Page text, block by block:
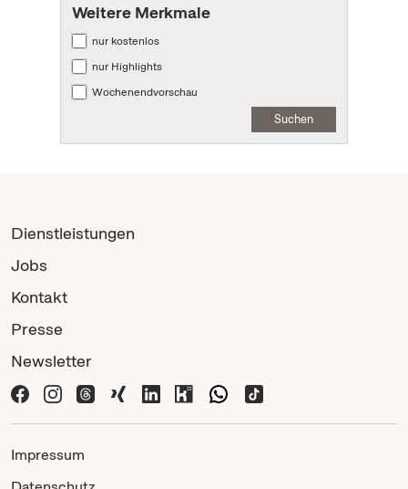
Weitere Merkmale
nur kostenlos
nur Highlights
Wochenendvorschau
Suchen
Dienstleistungen
Jobs
Kontakt
Presse
Newsletter
Impressum